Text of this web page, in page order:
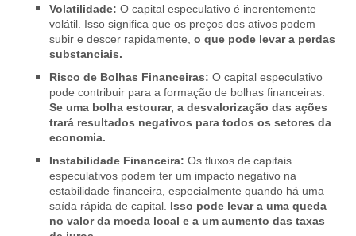
Volatilidade: O capital especulativo é inerentemente
volátil. Isso significa que os preços dos ativos podem
subir e descer rapidamente,o que pode levar a perdas
substanciais.
Risco de Bolhas Financeiras: O capital especulativo
pode contribuir para a formação de bolhas financeiras.
Se uma bolha estourar, a desvalorização das ações
trará resultados negativos para todos os setores da
economia.
Instabilidade Financeira: Os fluxos de capitais
especulativos podem ter um impacto negativo na
estabilidade financeira, especialmente quando há uma
saída rápida de capital. Isso pode levar a uma queda
no valor da moeda local e a um aumento das taxas